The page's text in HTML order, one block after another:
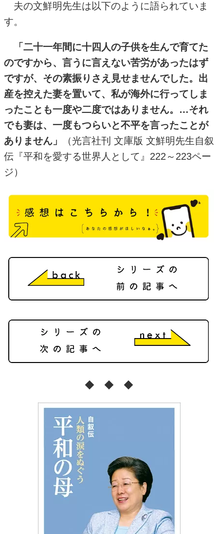
夫の文鮮明先生は以下のように語られていま
す。
「二十一年間に十四人の子供を生んで育てた
のですから、言うに言えない苦労があったはず
ですが、その素振りさえ見せませんでした。出
産を控えた妻を置いて、私が海外に行ってしま
ったことも一度や二度ではありません。…それ
でも妻は、一度もつらいと不平を言ったことが
ありません」
（光言社刊 文庫版 文鮮明先生自叙
伝『平和を愛する世界人として』 222 ～ 223ペー
ジ）
◆ ◆ ◆